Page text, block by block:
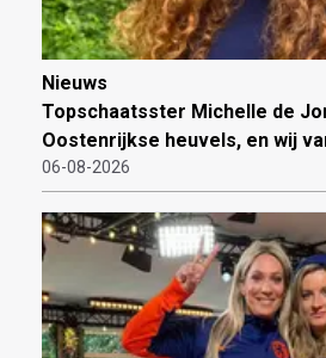
Nieuws
Topschaatsster Michelle de
Oostenrijkse heuvels, en wij
06-08-2026